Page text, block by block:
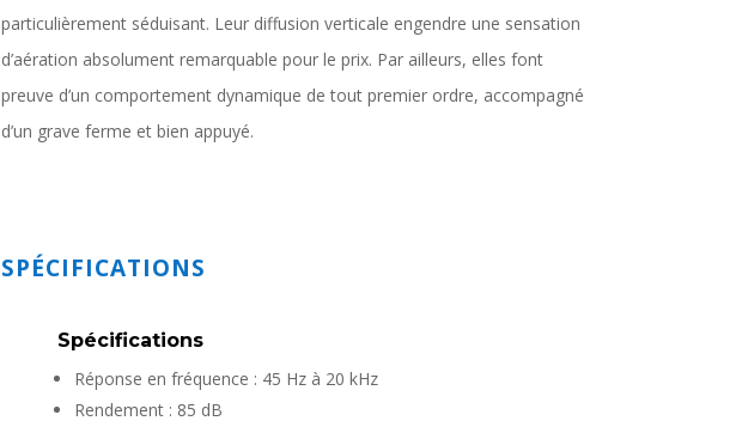
particulièrement séduisant. Leur diffusion verticale engendre une sensation
d’aération absolument remarquable pour le prix. Par ailleurs, elles font
preuve d’un comportement dynamique de tout premier ordre, accompagné
d’un grave ferme et bien appuyé.
SPÉCIFICATIONS
Spécifications
Réponse en fréquence : 45 Hz à 20 kHz
Rendement : 85 dB